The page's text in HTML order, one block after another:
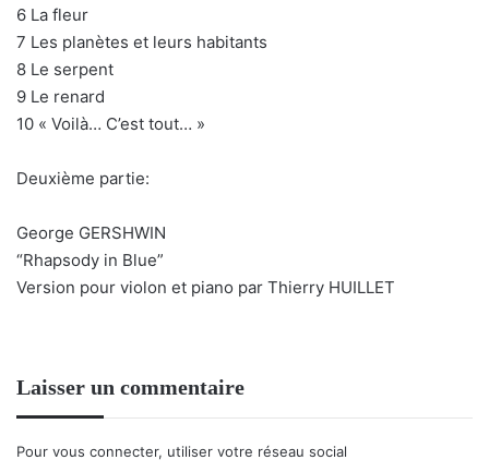
6 La fleur
7 Les planètes et leurs habitants
8 Le serpent
9 Le renard
10 « Voilà… C’est tout… »
Deuxième partie:
George GERSHWIN
“Rhapsody in Blue”
Version pour violon et piano par Thierry HUILLET
Laisser un commentaire
Pour vous connecter, utiliser votre réseau social